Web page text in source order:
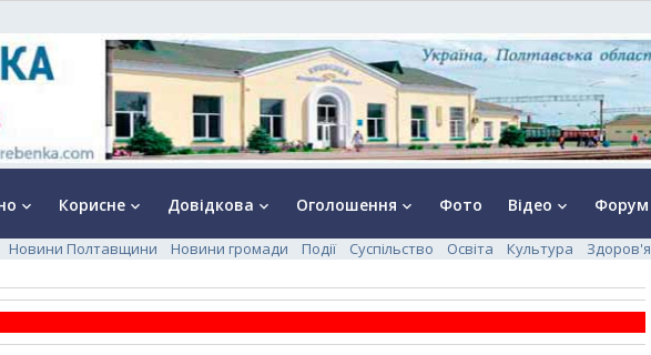
keyboard_arrow_down Корисне keyboard_arrow_down Довідкова keyboard_arrow_down Оголошення keyboard_arrow_down Фото Відео keyboard_arrow_down Форум
Новини Полтавщини Новини громади Події Суспільство Освіта Культура Здоров'я